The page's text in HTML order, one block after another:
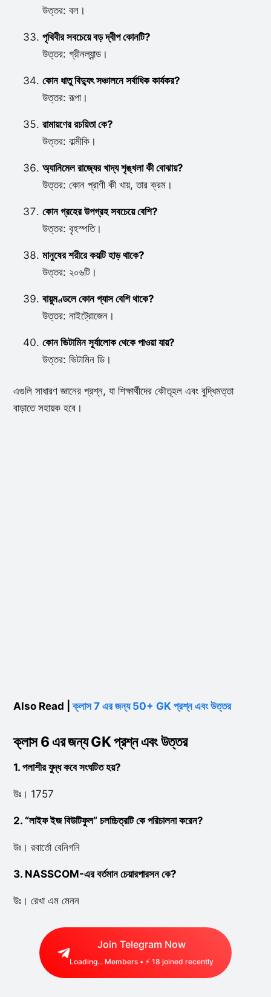
উত্তর: বল।
পৃথিবীর সবচেয়ে বড় দ্বীপ কোনটি?
উত্তর: গ্রীনল্যান্ড।
কোন ধাতু বিদ্যুৎ সঞ্চালনে সর্বাধিক কার্যকর?
উত্তর: রূপা।
রামায়ণের রচয়িতা কে?
উত্তর: বাল্মীকি।
অ্যানিমেল রাজ্যের খাদ্য শৃঙ্খলা কী বোঝায়?
উত্তর: কোন প্রাণী কী খায়, তার ক্রম।
কোন গ্রহের উপগ্রহ সবচেয়ে বেশি?
উত্তর: বৃহস্পতি।
মানুষের শরীরে কয়টি হাড় থাকে?
উত্তর: ২০৬টি।
বায়ুমণ্ডলে কোন গ্যাস বেশি থাকে?
উত্তর: নাইট্রোজেন।
কোন ভিটামিন সূর্যালোক থেকে পাওয়া যায়?
উত্তর: ভিটামিন ডি।
এগুলি সাধারণ জ্ঞানের প্রশ্ন, যা শিক্ষার্থীদের কৌতূহল এবং বুদ্ধিমত্তা
বাড়াতে সহায়ক হবে।
Also Read |ক্লাস 7 এর জন্য 50+ GK প্রশ্ন এবং উত্তর
ক্লাস 6 এর জন্য GK প্রশ্ন এবং উত্তর
1. পলাশীর যুদ্ধ কবে সংঘটিত হয়?
উঃ। 1757
2. “লাইফ ইজ বিউটিফুল” চলচ্চিত্রটি কে পরিচালনা করেন?
উঃ। রবার্তো বেনিগনি
3. NASSCOM-এর বর্তমান চেয়ারপারসন কে?
উঃ। রেখা এম মেনন
Join Telegram Now
Loading... Members • ⚡ 18 joined recently